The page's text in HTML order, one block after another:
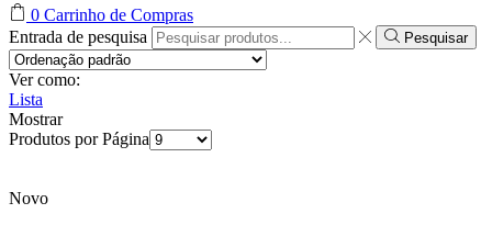
0 Carrinho de Compras
Entrada de pesquisa
Pesquisar
Ver como:
Lista
Mostrar
Produtos por Página
Novo